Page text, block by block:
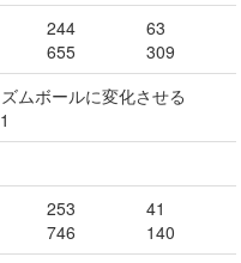
244
655
63
309
ムボールに変化させる
253
746
41
140